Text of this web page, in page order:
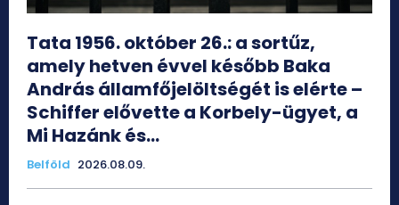
Tata 1956. október 26.: a sortűz,
amely hetven évvel később Baka
András államfőjelöltségét is elérte –
Schiffer elővette a Korbely-ügyet, a
Mi Hazánk és...
Belföld 2026.08.09.